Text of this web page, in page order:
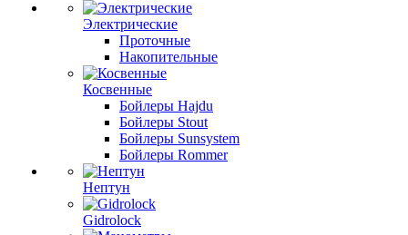
Электрические
Проточные
Накопительные
Косвенные
Бойлеры Hajdu
Бойлеры Stout
Бойлеры Sunsystem
Бойлеры Rommer
Нептун
Gidrolock